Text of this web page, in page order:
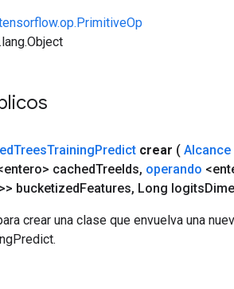
TreesTrainingPredict crear ( Alcance
cachedTreeIds, operando
bucketizedFeatures, Long logits
crear una clase que envuelva una